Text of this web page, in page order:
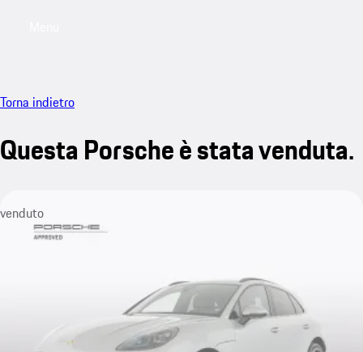
Torna indietro
Questa Porsche è stata venduta.
venduto